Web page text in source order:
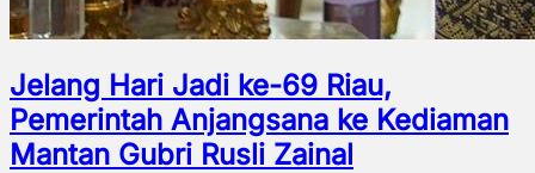
Jelang Hari Jadi ke-69 Riau,
Pemerintah Anjangsana ke Kediaman
Mantan Gubri Rusli Zainal